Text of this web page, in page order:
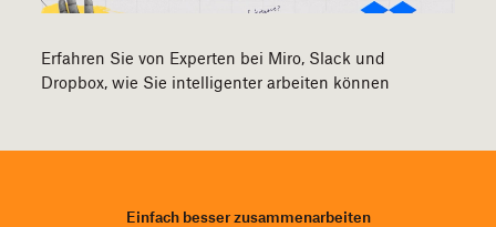
Erfahren Sie von Experten bei Miro, Slack und
Dropbox, wie Sie intelligenter arbeiten können
Einfach besser zusammenarbeiten